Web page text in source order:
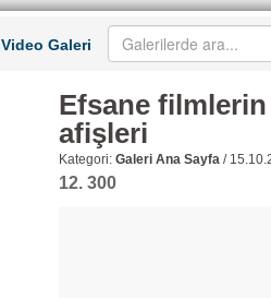
Video Galeri
Efsane
afişleri
Kategori: Galeri Ana Sayfa/
12. 300